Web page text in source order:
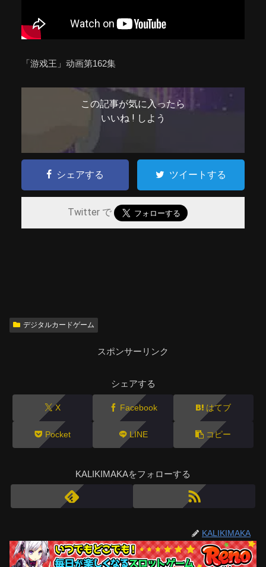
「游戏王」动画第162集
この記事が気に入ったら
いいね ! しよう
シェアする ツイートする
Twitter で
デジタルカードゲーム
スポンサーリンク
シェアする
X Facebook はてブ
Pocket LINE コピー
KALIKIMAKAをフォローする
KALIKIMAKA